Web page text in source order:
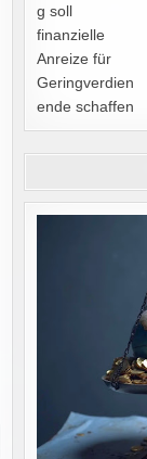
g soll
finanzielle
Anreize für
Geringverdien
ende schaffen